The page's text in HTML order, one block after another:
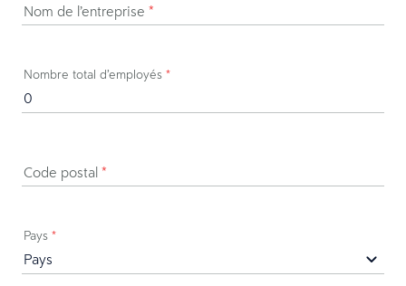
Nom de l’entreprise *
Nombre total d’employés *
Code postal *
Pays *